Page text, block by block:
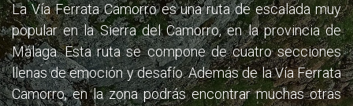
La Vía Ferrata Camorro es una ruta de escalada muy
popular en la Sierra del Camorro, en la provincia de
Málaga. Esta ruta se compone de cuatro secciones
llenas de emoción y desafío. Además de la Vía Ferrata
Camorro, en la zona podrás encontrar muchas otras